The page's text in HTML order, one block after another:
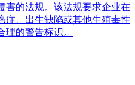
害的法规。该法规要求企业在
症、出生缺陷或其他生殖毒性
的警告标识。